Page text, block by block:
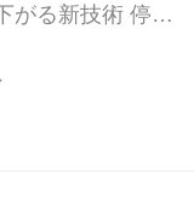
がる新技術 停車
ハイト機能
に実用化されて